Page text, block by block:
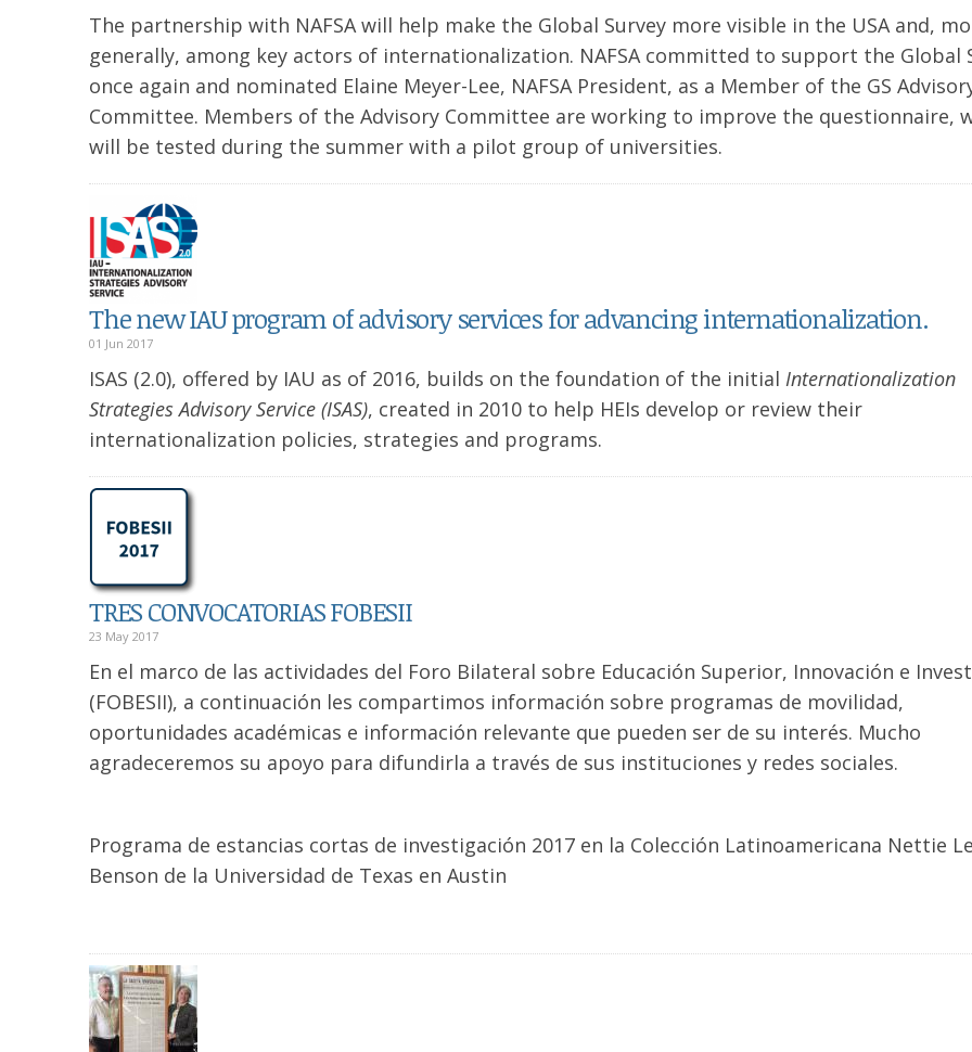
The partnership with NAFSA will help make the Global Survey more visible in the USA and,
generally, among key actors of internationalization. NAFSA committed to support the Global
once again and nominated Elaine Meyer-Lee, NAFSA President, as a Member of the GS
Committee. Members of the Advisory Committee are working to improve the questionnaire,
will be tested during the summer with a pilot group of universities.
The new IAU program of advisory services for advancing internationalization.
01 Jun 2017
ISAS (2.0), offered by IAU as of 2016, builds on the foundation of the initial Internationalization
Strategies Advisory Service (ISAS), created in 2010 to help HEIs develop or review their
internationalization policies, strategies and programs.
TRES CONVOCATORIAS FOBESII
23 May 2017
En el marco de las actividades del Foro Bilateral sobre Educación Superior, Innovación e
(FOBESII), a continuación les compartimos información sobre programas de movilidad,
oportunidades académicas e información relevante que pueden ser de su interés. Mucho
agradeceremos su apoyo para difundirla a través de sus instituciones y redes sociales.
Programa de estancias cortas de investigación 2017 en la Colección Latinoamericana Nettie
Benson de la Universidad de Texas en Austin